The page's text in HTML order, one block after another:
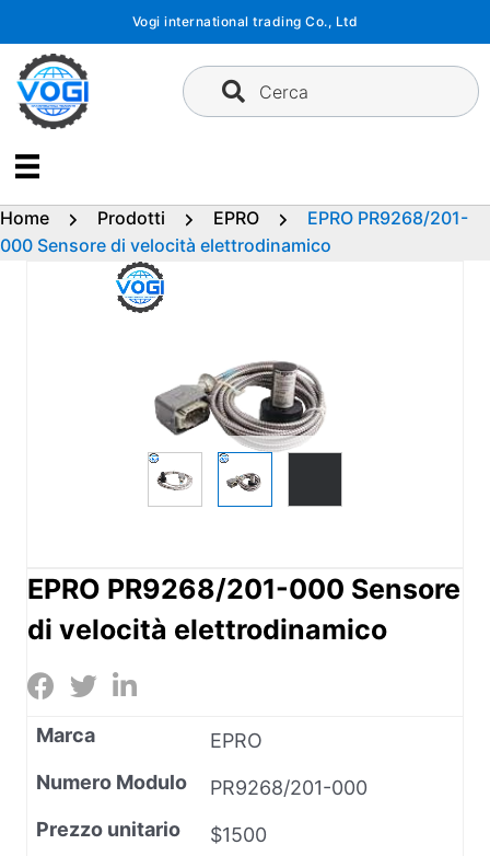
contenuto
Vogi international trading Co., Ltd
Cerca
Home Prodotti EPRO
EPRO PR9268/201-
000 Sensore di velocità elettrodinamico
EPRO PR9268/201-000 Sensore
di velocità elettrodinamico
Marca
EPRO
Numero Modulo
PR9268/201-000
Prezzo unitario
$1500